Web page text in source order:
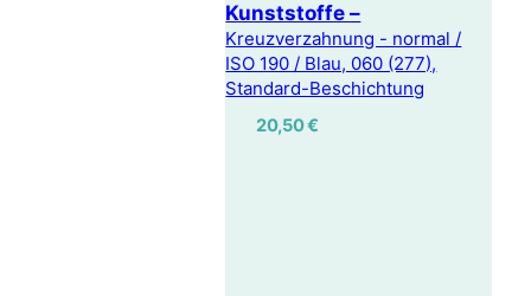
Kunststoffe –
Kreuzverzahnung - normal /
ISO 190 / Blau, 060 (277),
Standard-Beschichtung
20,50€